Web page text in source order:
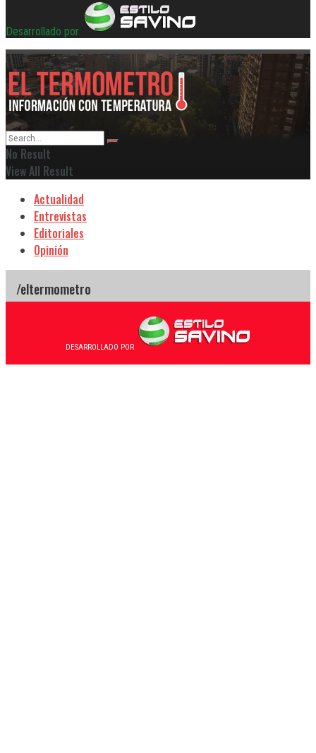
Desarrollado por
No Result
View All Result
Actualidad
Entrevistas
Editoriales
Opinión
DESARROLLADO POR